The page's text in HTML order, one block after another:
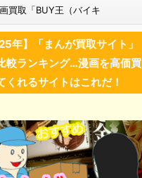
買取「BUY王（バイキ
ング）」
年】「まんが買取サイト」
較ランキング…漫画を高価買
くれるサイトはこれだ！